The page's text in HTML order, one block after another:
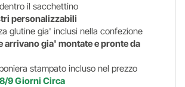
il sacchettino
personalizzabili
glutine gia' inclusi nella confezione
arrivano gia' montate e pronte da
stampato incluso nel prezzo
9 Giorni Circa